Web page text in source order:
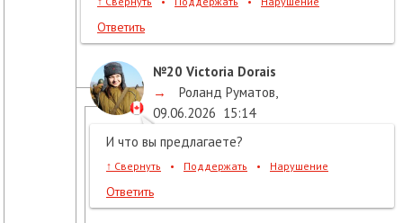
Ответить
№20 Victoria Dorais
→
Роланд Руматов,
09.06.2026 15:14
И что вы предлагаете?
↑ Свернуть • Поддержать • Нарушение
Ответить